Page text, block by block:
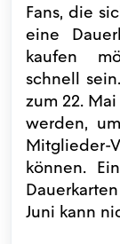
Fans, die
eine
kaufen
schnell
zum 22.
werden,
können.
Juni kann